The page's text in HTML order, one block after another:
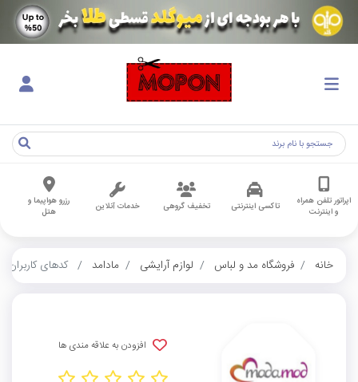
اپراتور تلفن همراه
و اینترنت
تاکسی اینترنتی تخفیف گروهی خدمات آنلاین
رزرو هواپیما و
هتل
خانه فروشگاه مد و لباس لوازم آرایشی مادامد کدهای کاربران
افزودن به علاقه مندی ها